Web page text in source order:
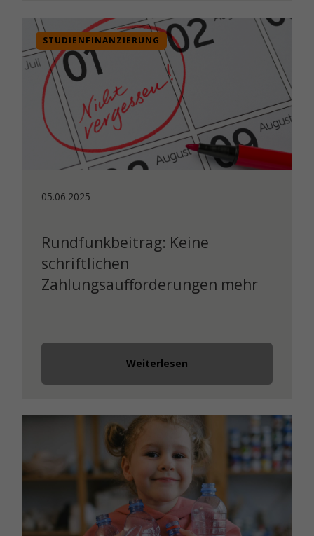
STUDIENFINANZIERUNG
05.06.2025
Rundfunkbeitrag: Keine
schriftlichen
Zahlungsaufforderungen mehr
Weiterlesen